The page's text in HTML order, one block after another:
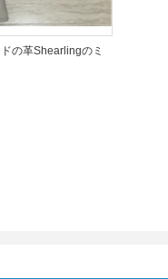
の革Shearlingのミ